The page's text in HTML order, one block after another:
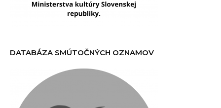
DATABÁZA SMÚTOČNÝCH OZNAMOV